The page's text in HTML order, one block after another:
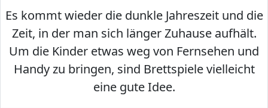
Es kommt wieder die dunkle Jahreszeit und die
Zeit, in der man sich länger Zuhause aufhält.
Um die Kinder etwas weg von Fernsehen und
Handy zu bringen, sind Brettspiele vielleicht
eine gute Idee.